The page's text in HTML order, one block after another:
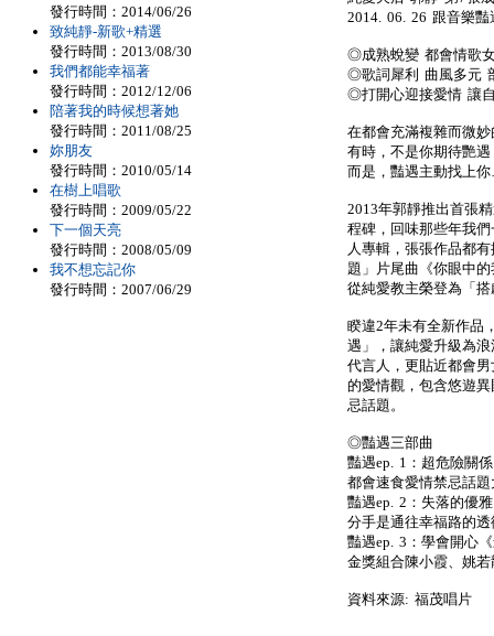
2014. 06. 26 跟音樂
◎成熟蛻變 都會情歌
◎歌詞犀利 曲風多元
◎打開心迎接愛情 讓
在都會充滿複雜而微
有時，不是你期待艷遇
而是，豔遇主動找上
2013年郭靜推出首張
程碑，回味那些年我
人專輯，張張作品都
題」片尾曲《你眼中
從純愛教主榮登為「
睽違2年未有全新作品
遇」，讓純愛升級為
代言人，更貼近都會
的愛情觀，包含悠遊
忌話題。
◎豔遇三部曲
豔遇ep. 1：超危險關
都會速食愛情禁忌話題
豔遇ep. 2：失落的優
分手是通往幸福路的透
豔遇ep. 3：學會開心
金獎組合陳小霞、姚
資料來源: 福茂唱片
發行時間：2014/06/26
致純靜-新歌+精選
發行時間：2013/08/30
我們都能幸福著
發行時間：2012/12/06
陪著我的時候想著她
發行時間：2011/08/25
妳朋友
發行時間：2010/05/14
在樹上唱歌
發行時間：2009/05/22
下一個天亮
發行時間：2008/05/09
我不想忘記你
發行時間：2007/06/29